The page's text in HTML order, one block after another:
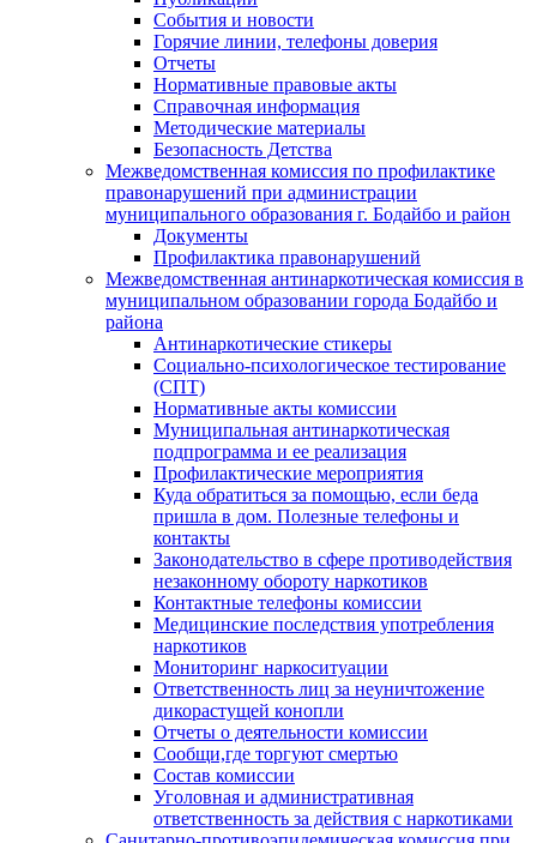
События и новости
Горячие линии, телефоны доверия
Отчеты
Нормативные правовые акты
Справочная информация
Методические материалы
Безопасность Детства
Межведомственная комиссия по профилактике
правонарушений при администрации
муниципального образования г. Бодайбо и район
Документы
Профилактика правонарушений
Межведомственная антинаркотическая комиссия в
муниципальном образовании города Бодайбо и
района
Антинаркотические стикеры
Социально-психологическое тестирование
(СПТ)
Нормативные акты комиссии
Муниципальная антинаркотическая
подпрограмма и ее реализация
Профилактические мероприятия
Куда обратиться за помощью, если беда
пришла в дом. Полезные телефоны и
контакты
Законодательство в сфере противодействия
незаконному обороту наркотиков
Контактные телефоны комиссии
Медицинские последствия употребления
наркотиков
Мониторинг наркоситуации
Ответственность лиц за неуничтожение
дикорастущей конопли
Отчеты о деятельности комиссии
Сообщи,где торгуют смертью
Состав комиссии
Уголовная и административная
ответственность за действия с наркотиками